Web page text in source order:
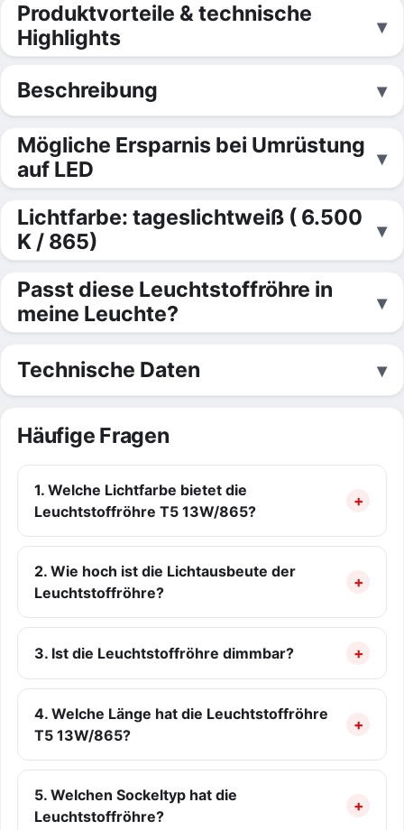
Produktvorteile & technische
Highlights
Beschreibung
Mögliche Ersparnis bei Umrüstung
auf LED
Lichtfarbe: tageslichtweiß ( 6.500
K / 865)
Passt diese Leuchtstoffröhre in
meine Leuchte?
Technische Daten
Häufige Fragen
1. Welche Lichtfarbe bietet die
Leuchtstoffröhre T5 13W/865?
2. Wie hoch ist die Lichtausbeute der
Leuchtstoffröhre?
3. Ist die Leuchtstoffröhre dimmbar?
4. Welche Länge hat die Leuchtstoffröhre
T5 13W/865?
5. Welchen Sockeltyp hat die
Leuchtstoffröhre?